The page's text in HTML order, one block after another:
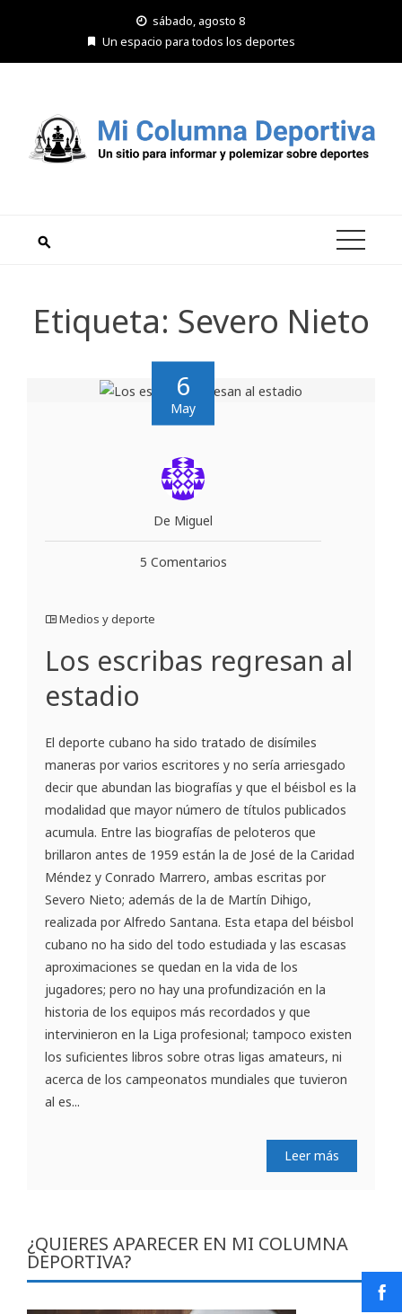
sábado, agosto 8
Un espacio para todos los deportes
Etiqueta: Severo Nieto
6
May
De Miguel
5 Comentarios
Medios y deporte
Los escribas regresan al
estadio
El deporte cubano ha sido tratado de disímiles
maneras por varios escritores y no sería arriesgado
decir que abundan las biografías y que el béisbol es la
modalidad que mayor número de títulos publicados
acumula. Entre las biografías de peloteros que
brillaron antes de 1959 están la de José de la Caridad
Méndez y Conrado Marrero, ambas escritas por
Severo Nieto; además de la de Martín Dihigo,
realizada por Alfredo Santana. Esta etapa del béisbol
cubano no ha sido del todo estudiada y las escasas
aproximaciones se quedan en la vida de los
jugadores; pero no hay una profundización en la
historia de los equipos más recordados y que
intervinieron en la Liga profesional; tampoco existen
los suficientes libros sobre otras ligas amateurs, ni
acerca de los campeonatos mundiales que tuvieron
al es...
Leer más
¿QUIERES APARECER EN MI COLUMNA
DEPORTIVA?